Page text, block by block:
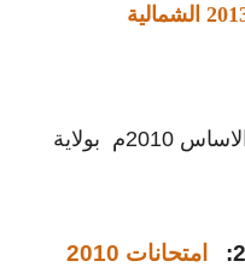
* شامل امتحانات شهادة التعليم الاساس 2010م بولاية
امتحانات 2010